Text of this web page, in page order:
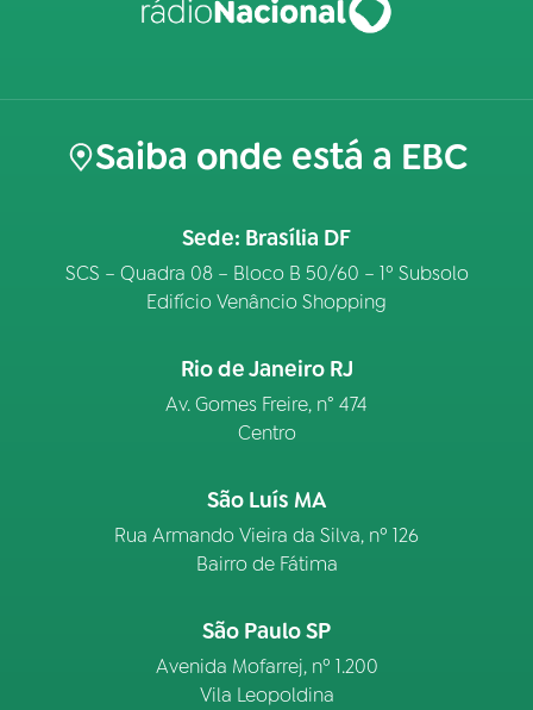
Saiba onde está a EBC
Sede: Brasília DF
SCS – Quadra 08 – Bloco B 50/60 – 1º Subsolo
Edifício Venâncio Shopping
Rio de Janeiro RJ
Av. Gomes Freire, n° 474
Centro
São Luís MA
Rua Armando Vieira da Silva, nº 126
Bairro de Fátima
São Paulo SP
Avenida Mofarrej, nº 1.200
Vila Leopoldina